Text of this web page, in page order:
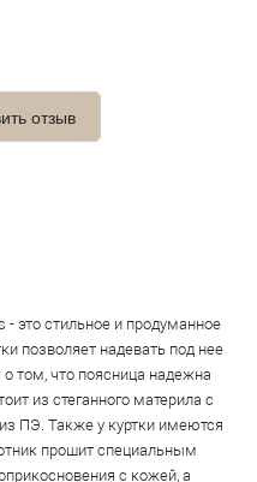
отзыв
- это стильное и продуманное
позволяет надевать под нее
том, что поясница надежна
из стеганного материла с
ПЭ. Также у куртки имеются
прошит специальным
с кожей, а